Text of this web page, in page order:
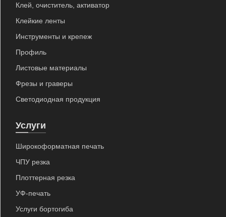
Клей, очиститель, активатор
Клейкие ленты
Инструменты и крепеж
Профиль
Листовые материалы
Фрезы и граверы
Светодиодная продукция
Услуги
Широкоформатная печать
ЧПУ резка
Плоттерная резка
УФ-печать
Услуги бортогиба